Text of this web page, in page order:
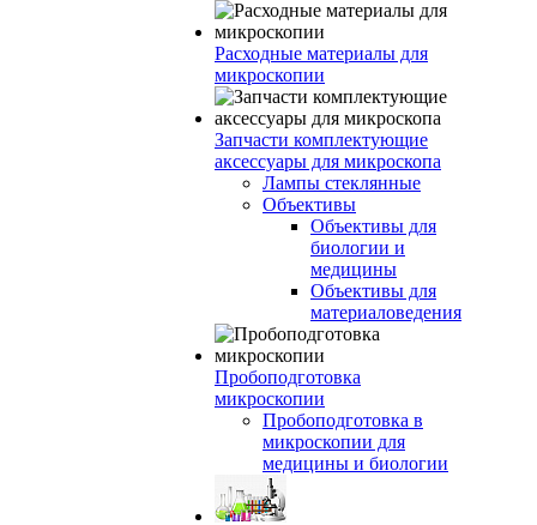
Расходные материалы для
микроскопии
Запчасти комплектующие
аксессуары для микроскопа
Лампы стеклянные
Объективы
Объективы для
биологии и
медицины
Объективы для
материаловедения
Пробоподготовка
микроскопии
Пробоподготовка в
микроскопии для
медицины и биологии